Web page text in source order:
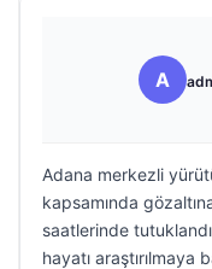
A
Adana merkezli
kapsamında
saatlerinde
hayatı araştırılmaya